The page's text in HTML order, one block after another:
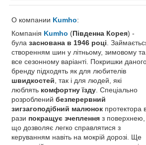
О компании Kumho:
Компанія Kumho (Південна Корея) -
була заснована в 1946 році .
створенням шин у літньому, зимовому та
все сезонному варіанті. Покришки
бренду підходять як для любителів
швидкостей , так і для людей, які
люблять комфортну їзду . Спеціально
розроблений безперервний
зигзагоподібний малюнок протектора
рази покращує зчеплення з поверхнею,
що дозволяє легко справлятися з
керуванням навіть на мокрій дорозі. Ще